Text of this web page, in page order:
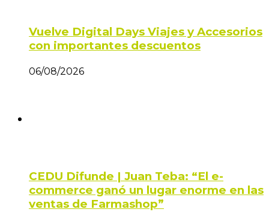
Vuelve Digital Days Viajes y Accesorios
con importantes descuentos
06/08/2026
CEDU Difunde | Juan Teba: “El e-
commerce ganó un lugar enorme en las
ventas de Farmashop”